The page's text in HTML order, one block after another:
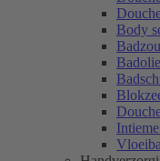
Body